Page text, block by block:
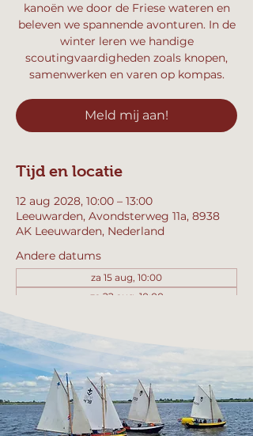
kanoën we door de Friese wateren en
beleven we spannende avonturen. In de
winter leren we handige
scoutingvaardigheden zoals knopen,
samenwerken en varen op kompas.
Meld mij aan!
Tijd en locatie
12 aug 2028, 10:00 – 13:00
Leeuwarden, Avondsterweg 11a, 8938
AK Leeuwarden, Nederland
Andere datums
za 15 aug, 10:00
za 22 aug, 10:00
Bekijk alle 357 datums
Meld mij aan!